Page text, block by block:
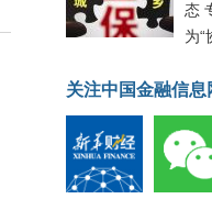
态
为“
关注中国金融信息